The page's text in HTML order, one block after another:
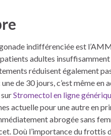
indifférenciée est
patients adultes
réduisent également
de 30 jours, c’est même
Stromectol en ligne
actuelle pour une autre en
abrogée sans
Doù l’importance du frottis